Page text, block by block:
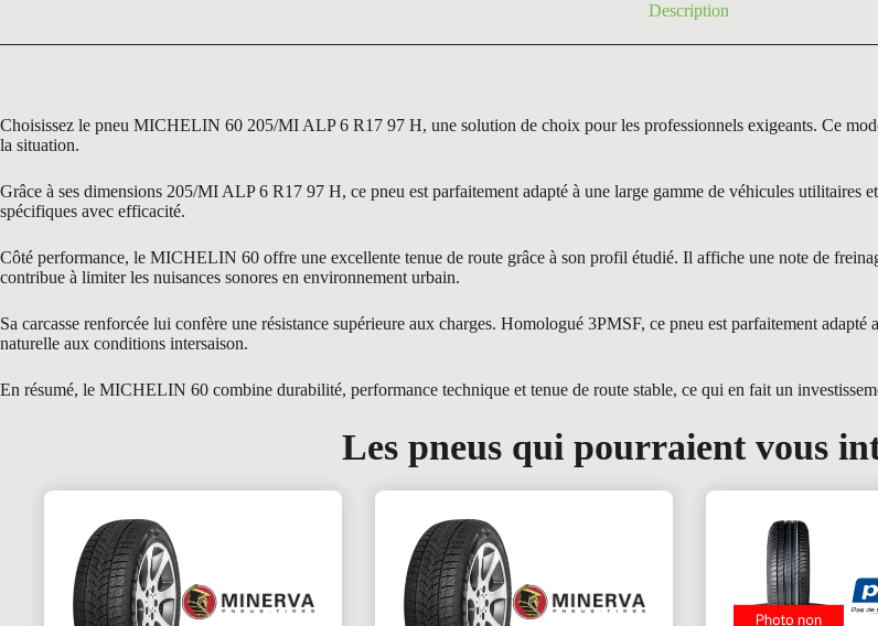
Description
Choisissez le pneu MICHELIN 60 205/MI ALP 6 R17 97 H, une solution de choix pour les professionnels exigeants. Ce
la situation.
Grâce à ses dimensions 205/MI ALP 6 R17 97 H, ce pneu est parfaitement adapté à une large gamme de véhicules utilitaires
spécifiques avec efficacité.
Côté performance, le MICHELIN 60 offre une excellente tenue de route grâce à son profil étudié. Il affiche une note de
contribue à limiter les nuisances sonores en environnement urbain.
Sa carcasse renforcée lui confère une résistance supérieure aux charges. Homologué 3PMSF, ce pneu est parfaitement
naturelle aux conditions intersaison.
En résumé, le MICHELIN 60 combine durabilité, performance technique et tenue de route stable, ce qui en fait un
Les pneus qui pourraient vous